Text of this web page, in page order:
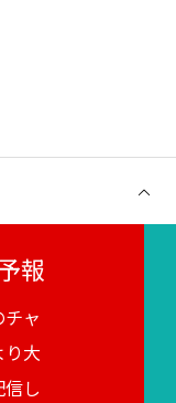
報
ャ
大
し